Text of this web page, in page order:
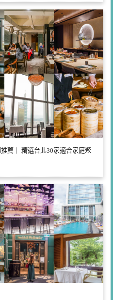
薦｜ 精選台北30家適合家庭聚